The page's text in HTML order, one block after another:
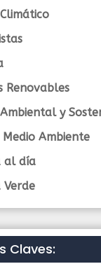
Renovables
y
Medio Ambiente
al día
Claves: